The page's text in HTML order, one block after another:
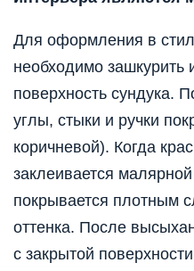
Для оформления в
необходимо зашкурить
поверхность сундука.
углы, стыки и ручки
коричневой). Когда
заклеивается
покрывается плотным
оттенка. После
с закрытой